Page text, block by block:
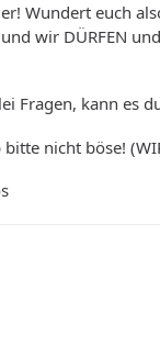
Wundert euch
wir DÜRFEN
Fragen, kann es
bitte nicht böse!